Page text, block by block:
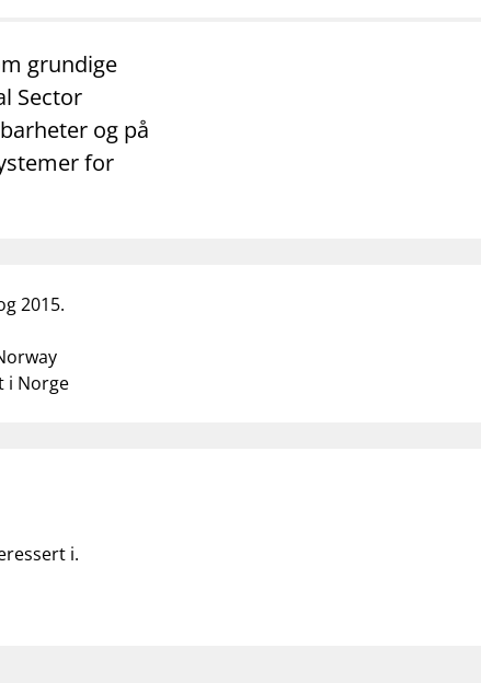
grundige
Sector
og på
for
2015.
i Norge
i.